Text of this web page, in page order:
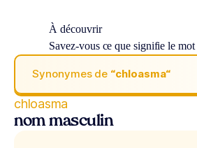
À découvrir
Savez-vous ce que signifie le mot
Synonymes de “chloasma“
chloasma
nom masculin